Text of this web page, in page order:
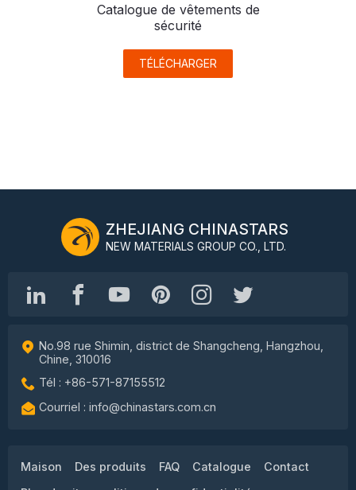
Catalogue de vêtements de
sécurité
TÉLÉCHARGER
ZHEJIANG CHINASTARS
NEW MATERIALS GROUP CO., LTD.
No.98 rue Shimin, district de Shangcheng, Hangzhou,
Chine, 310016
Tél : +86-571-87155512
Courriel : info@chinastars.com.cn
Maison Des produits FAQ Catalogue
Contact